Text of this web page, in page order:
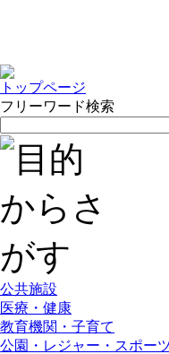
トップページ
フリーワード検索
公共施設
医療・健康
教育機関・子育て
公園・レジャー・スポー